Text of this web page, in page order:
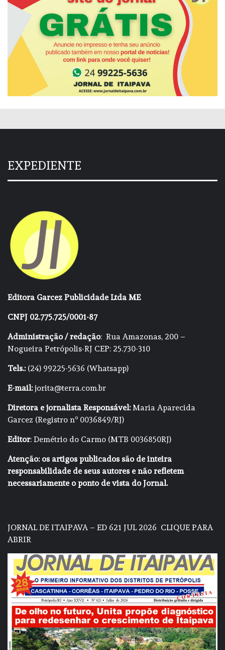
EXPEDIENTE
Editora Garcez Publicidade Ltda ME
CNPJ 02.775.725/0001-87
Administração / redação: Rua Amazonas, 200 –
Nogueira Petrópolis-RJ CEP: 25.730-310
Tels.:(24) 99225-5636 (Whatsapp)
E-mail:jorita@terra.com.br
Diretora e jornalista Responsável:Maria Aparecida
Garcez (Registro nº 0036849/RJ)
Editor: Demétrio do Carmo (MTB 0036850RJ)
Atenção: os artigos publicados são de inteira
responsabilidade de seus autores e não refletem
necessariamente o ponto de vista do Jornal.
JORNAL DE ITAIPAVA – ED 621 JUL 2026 CLIQUE PARA
ABRIR